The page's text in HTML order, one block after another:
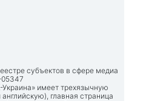
субъектов в сфере медиа
имеет трехязычную
главная страница